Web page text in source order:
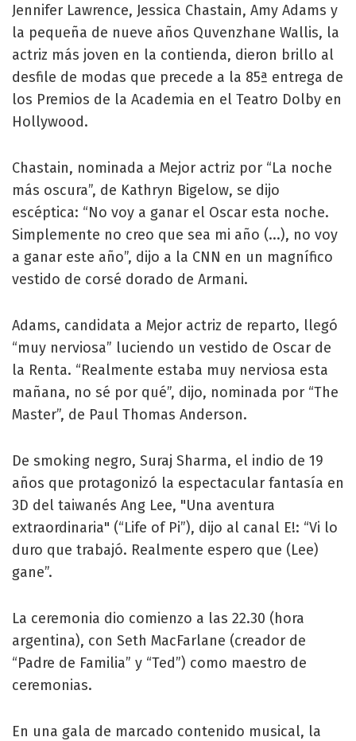
Jennifer Lawrence, Jessica Chastain, Amy Adams y
la pequeña de nueve años Quvenzhane Wallis, la
actriz más joven en la contienda, dieron brillo al
desfile de modas que precede a la 85ª entrega de
los Premios de la Academia en el Teatro Dolby en
Hollywood.
Chastain, nominada a Mejor actriz por “La noche
más oscura”, de Kathryn Bigelow, se dijo
escéptica: “No voy a ganar el Oscar esta noche.
Simplemente no creo que sea mi año (...), no voy
a ganar este año”, dijo a la CNN en un magnífico
vestido de corsé dorado de Armani.
Adams, candidata a Mejor actriz de reparto, llegó
“muy nerviosa” luciendo un vestido de Oscar de
la Renta. “Realmente estaba muy nerviosa esta
mañana, no sé por qué”, dijo, nominada por “The
Master”, de Paul Thomas Anderson.
De smoking negro, Suraj Sharma, el indio de 19
años que protagonizó la espectacular fantasía en
3D del taiwanés Ang Lee, "Una aventura
extraordinaria" (“Life of Pi”), dijo al canal E!: “Vi lo
duro que trabajó. Realmente espero que (Lee)
gane”.
La ceremonia dio comienzo a las 22.30 (hora
argentina), con Seth MacFarlane (creador de
“Padre de Familia” y “Ted”) como maestro de
ceremonias.
En una gala de marcado contenido musical, la